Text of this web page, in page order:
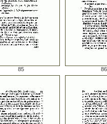
85 86